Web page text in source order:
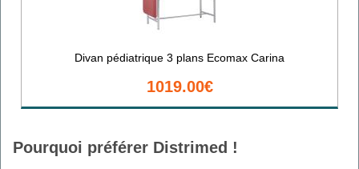
Divan pédiatrique 3 plans Ecomax Carina
1019.00€
Pourquoi préférer Distrimed !